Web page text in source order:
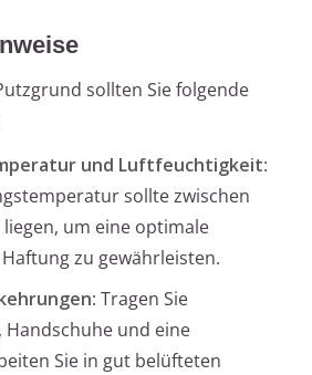
sollten Sie folgende
und Luftfeuchtigkeit:
sollte zwischen
liegen, um eine optimale
zu gewährleisten.
: Tragen Sie
Handschuhe und eine
Sie in gut belüfteten